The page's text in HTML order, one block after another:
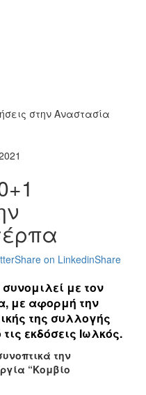
στην Αναστασία
Share on LinkedinShare
με τον
με αφορμή την
της συλλογής
εκδόσεις Ιωλκός.
την
“Κομβίο